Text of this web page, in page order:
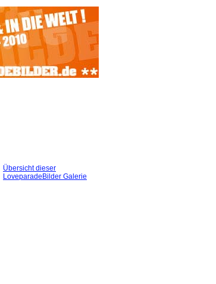
Übersicht dieser
LoveparadeBilder Galerie